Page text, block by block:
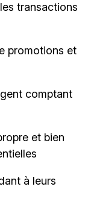
transactions
promotions et
comptant
et bien
à leurs